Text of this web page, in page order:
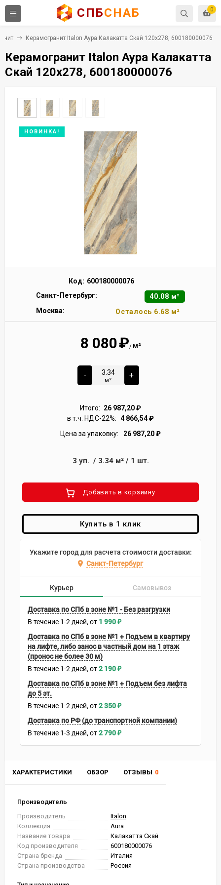
0
СПБСНАБ
Керамогранит Italon Аура Калакатта Скай 120x278, 600180000076
Керамогранит Italon Аура Калакатта
Скай 120x278, 600180000076
НОВИНКА!
ХАРАКТЕРИСТИКИ ОБЗОР ОТЗЫВЫ 0
Производитель
Производитель
Italon
Коллекция
Aura
Название товара
Калакатта Скай
Код производителя
600180000076
Страна бренда
Италия
Страна производства
Россия
Код: 600180000076
Санкт-Петербург:
40.08 м²
Москва:
Осталось 6.68 м²
8 080₽/ м²
-
м²
+
Итого: 26 987,20₽
в т.ч. НДС-22%: 4 866,54₽
Цена за упаковку:
26 987,20₽
3 уп. / 3.34м²/ 1 шт.
Добавить в корзиину
Купить в 1 клик
Укажите город для расчета стоимости доставки:
Санкт-Петербург
Курьер Самовывоз
Доставка по СПб в зоне №1 - Без разгрузки
В течение 1-2 дней 1 990₽
Доставка по СПб в зоне №1 + Подъем в квартиру
на лифте, либо занос в частный дом на 1 этаж
(пронос не более 30 м)
В течение 1-2 дней 2 190₽
Доставка по СПб в зоне №1 + Подъем без лифта
до 5 эт.
В течение 1-2 дней 2 350₽
Доставка по РФ (до транспортной компании)
В течение 1-3 дней 2 790₽